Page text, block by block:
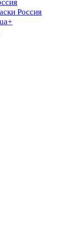
Россия